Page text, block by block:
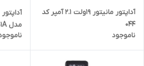
آداپتور مانیتور 19ولت 2.1 آمپر کد
044
ناموجود
مدل ZH190201A